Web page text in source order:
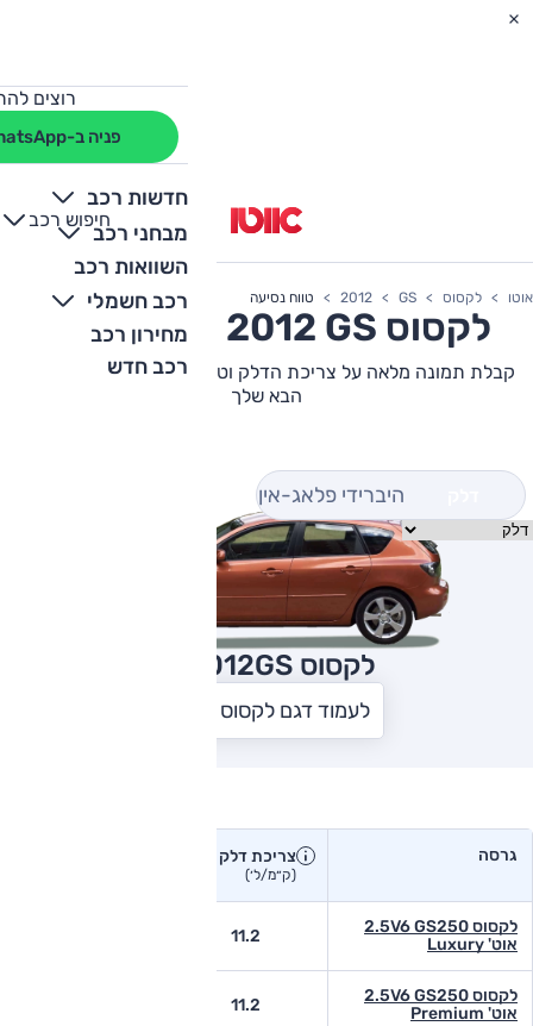
רוצים
פניה ב-WhatsApp
חדשות רכב
מבחני רכב
השוואות רכב
רכב חשמלי
מחירון רכב
רכב חדש
חיפוש רכב
+
-
אוטו לקסוס GS
2012 טווח נסיעה
לקסוס GS
הבא שלך
היברידי פלאג-אין
לקסוס GS 2012
לעמוד דגם לקסוס GS
גרסה צריכת דלק יצרן
(ק״מ/ל׳)
לקסוס 2.5V6 GS250
אוט' Luxury
11.2
לקסוס 2.5V6 GS250
אוט' Premium
11.2